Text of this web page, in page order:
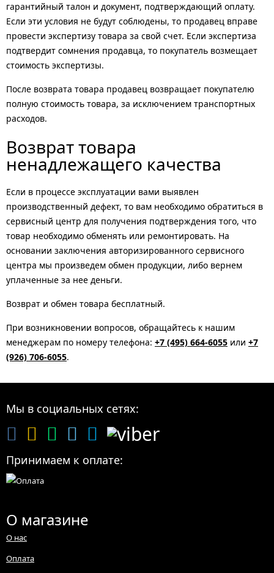
гарантийный талон и документ, подтверждающий оплату.
Если эти условия не будут соблюдены, то продавец вправе
провести экспертизу товара за свой счет. Если экспертиза
подтвердит сомнения продавца, то покупатель возмещает
стоимость экспертизы.
После возврата товара продавец возвращает покупателю
полную стоимость товара, за исключением транспортных
расходов.
Возврат товара
ненадлежащего качества
Если в процессе эксплуатации вами выявлен
производственный дефект, то вам необходимо обратиться в
сервисный центр для получения подтверждения того, что
товар необходимо обменять или ремонтировать. На
основании заключения авторизированного сервисного
центра мы произведем обмен продукции, либо вернем
уплаченные за нее деньги.
Возврат и обмен товара бесплатный.
При возникновении вопросов, обращайтесь к нашим
менеджерам по номеру телефона: +7 (495) 664-6055 или +7
(926) 706-6055.
Мы в социальных сетях:
Принимаем к оплате:
О магазине
О нас
Оплата